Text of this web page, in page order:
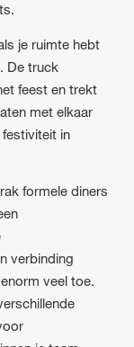
je ruimte hebt
De truck
feest en trekt
met elkaar
in
formele diners
verbinding
veel toe.